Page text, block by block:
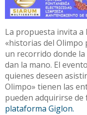
La propuesta invita a
«historias del
un recorrido donde
dan la mano. El
quienes deseen
Olimpo» tienen las
pueden adquirirse
plataforma Giglon.